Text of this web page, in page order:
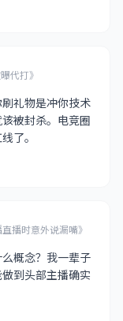
代打》
礼物是冲你技术
被封杀。电竞圈
了。
播时意外说漏嘴》
概念？我一辈子
到头部主播确实